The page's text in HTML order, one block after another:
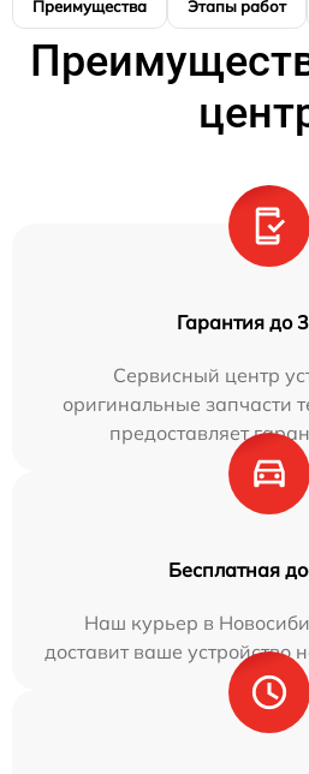
Преимущества Этапы работ
Гарантия до
Сервисный центр
оригинальные запчасти
предоставляет
Бесплатная
Наш курьер в
доставит ваше устройство